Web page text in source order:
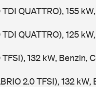
QUATTRO), 155
QUATTRO), 125
132 kW, Benzin,
2.0 TFSI), 132